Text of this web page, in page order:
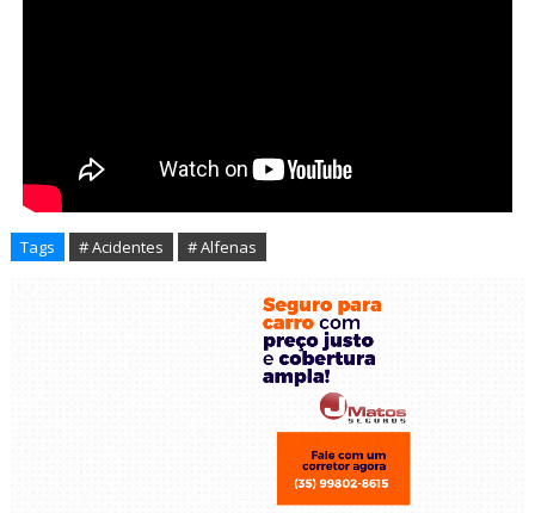
Tags # Acidentes # Alfenas